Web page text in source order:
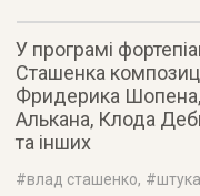
У програмі
Сташенка
Фридерика
Алькана, Клода
та інших
#влад сташенко, #штука